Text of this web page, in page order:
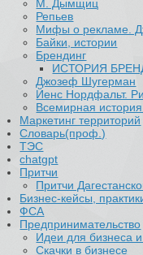
М. Дымщиц
Репьев
Мифы о рекламе.
Байки, истории
Брендинг
ИСТОРИЯ
Джозеф Шугерман
​Йенс Нордфальт.
Всемирная
Маркетинг территорий
Словарь(проф.)
ТЭС
chatgpt
Притчи
Притчи
Бизнес-кейсы,
ФСА
Предпринимательство
Идеи для бизнеса
Скачки в бизнесе